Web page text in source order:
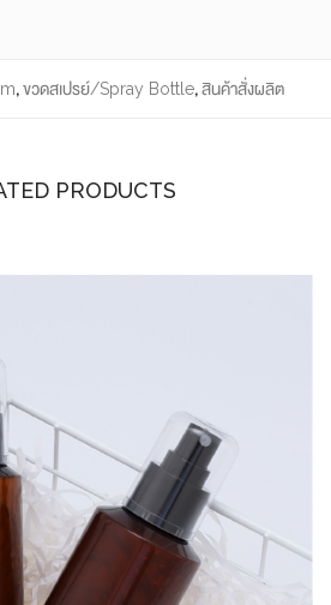
,ขวดสเปรย์/Spray Bottle,สินค้าสั่งผลิต
PRODUCTS